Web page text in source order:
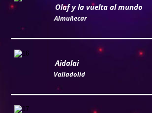
Olaf y la vuelta al mundo
Almuñecar
Aidalai
Valladolid